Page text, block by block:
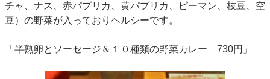
チャ、ナス、赤パプリカ、黄パプリカ、ピーマン、枝豆、空
豆）の野菜が入っておりヘルシーです。
「半熟卵とソーセージ＆１０種類の野菜カレー 730円」